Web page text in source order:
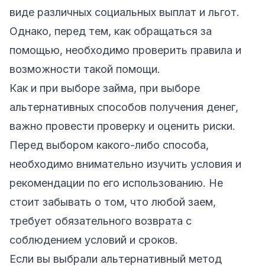
виде различных социальных выплат и льгот.
Однако, перед тем, как обращаться за
помощью, необходимо проверить правила и
возможности такой помощи.
Как и при выборе займа, при выборе
альтернативных способов получения денег,
важно провести проверку и оценить риски.
Перед выбором какого-либо способа,
необходимо внимательно изучить условия и
рекомендации по его использованию. Не
стоит забывать о том, что любой заем,
требует обязательного возврата с
соблюдением условий и сроков.
Если вы выбрали альтернативный метод